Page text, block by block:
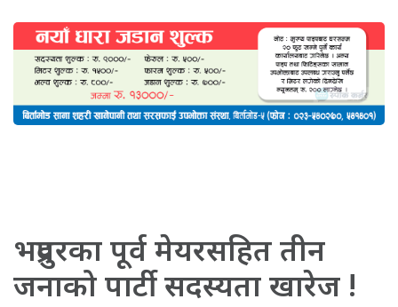
भद्रपुरका पूर्व मेयरसहित तीन
जनाको पार्टी सदस्यता खारेज !